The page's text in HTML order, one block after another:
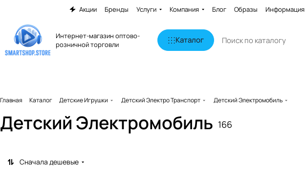
Акции Бренды Услуги Компания Блог Образы Информация
Интернет-магазин оптово-
розничной торговли
Каталог
Главная Каталог Детские Игрушки Детский Электро Транспорт Детский Электромобиль
Детский Электромобиль 166
Сначала дешевые